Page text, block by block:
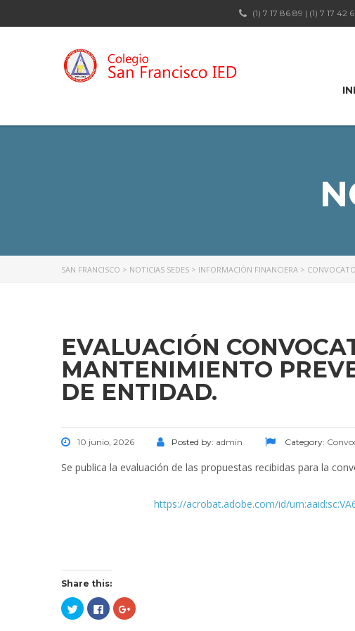
(1) 7 17 86 89 | (1) 7 17 42
SAN FRANCISCO > NOTICIAS SEDES > INFORMACIÓN FINANCIERA >
EVALUACIÓN
MANTENIMIENTO
DE ENTIDAD.
10 junio, 2026 Posted by: admin Category:
Se publica la evaluación de las propuestas recibidas para la
https://acrobat.adobe.com/id/
Share this:
Click
to
share
Click
to
share
Click
to